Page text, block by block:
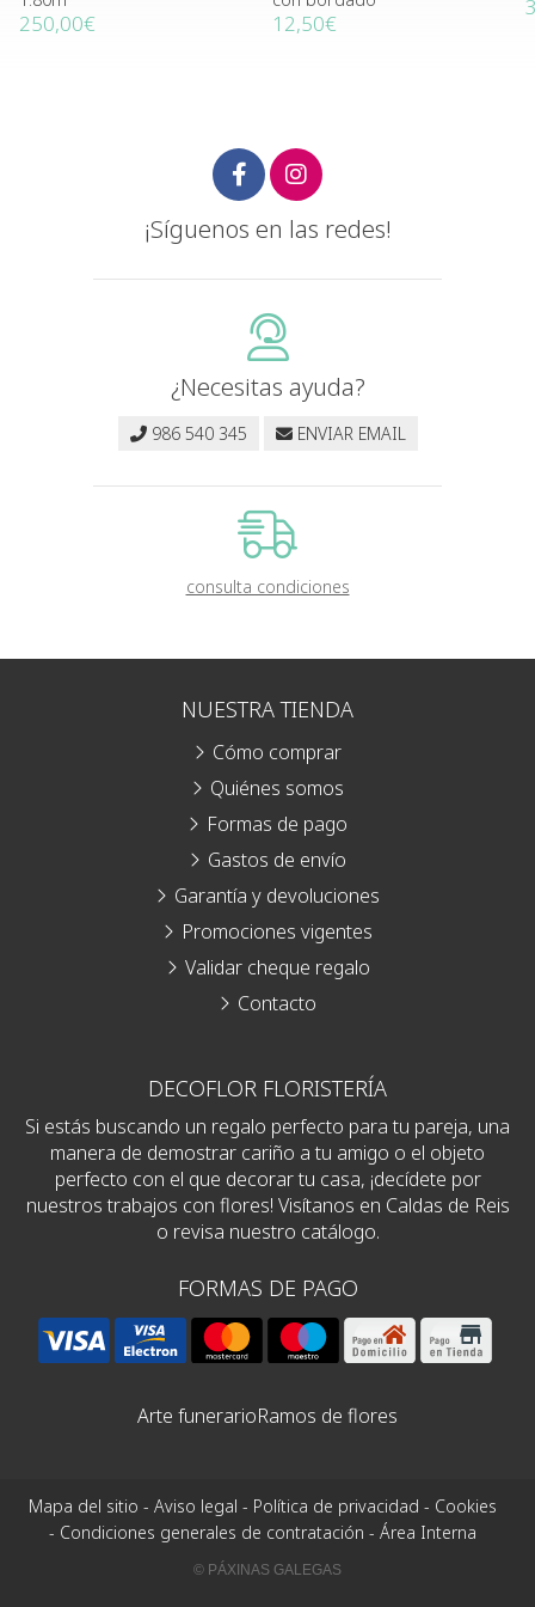
250,00€ 12,50€
¡Síguenos en las redes!
¿Necesitas ayuda?
986 540 345 ENVIAR EMAIL
consulta condiciones
DECOFLOR FLORISTERÍA
Si estás buscando un regalo perfecto para tu pareja, una
manera de demostrar cariño a tu amigo o el objeto
perfecto con el que decorar tu casa, ¡decídete por
nuestros trabajos con flores! Visítanos en Caldas de Reis
o revisa nuestro catálogo.
FORMAS DE PAGO
NUESTRA TIENDA
Cómo comprar
Quiénes somos
Formas de pago
Gastos de envío
Garantía y devoluciones
Promociones vigentes
Validar cheque regalo
Contacto
Arte funerarioRamos de flores
Mapa del sitio - Aviso legal - Política de privacidad - Cookies
- Condiciones generales de contratación - Área Interna
© PÁXINAS GALEGAS